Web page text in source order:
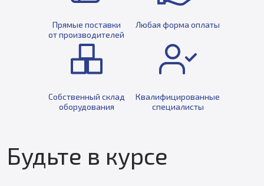
Прямые поставки
от производителей
Любая форма оплаты
Собственный склад
оборудования
Квалифицированные
специалисты
Будьте в курсе